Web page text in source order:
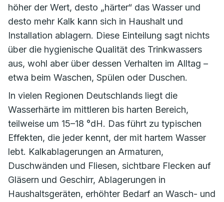
höher der Wert, desto „härter“ das Wasser und
desto mehr Kalk kann sich in Haushalt und
Installation ablagern. Diese Einteilung sagt nichts
über die hygienische Qualität des Trinkwassers
aus, wohl aber über dessen Verhalten im Alltag –
etwa beim Waschen, Spülen oder Duschen.
In vielen Regionen Deutschlands liegt die
Wasserhärte im mittleren bis harten Bereich,
teilweise um 15–18 °dH. Das führt zu typischen
Effekten, die jeder kennt, der mit hartem Wasser
lebt. Kalkablagerungen an Armaturen,
Duschwänden und Fliesen, sichtbare Flecken auf
Gläsern und Geschirr, Ablagerungen in
Haushaltsgeräten, erhöhter Bedarf an Wasch- und